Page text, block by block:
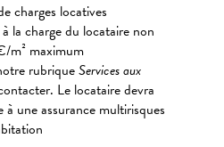
charges locatives
la charge du locataire non
m² maximum
rubriqueServices aux
Le locataire devra
une assurance multirisques